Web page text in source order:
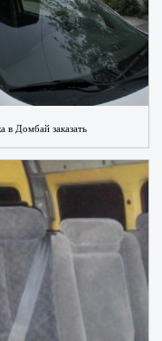
в Домбай заказать